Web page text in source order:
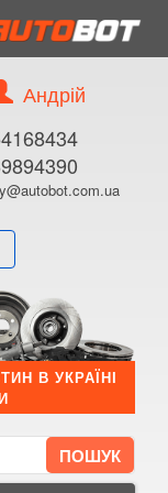
Андрій
В УКРАЇНІ